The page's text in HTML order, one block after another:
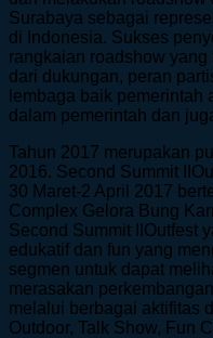
Surabaya sebagai
di Indonesia. Sukses
rangkaian roadshow
dari dukungan, peran
lembaga baik pemerintah
dalam pemerintah dan
Tahun 2017 merupakan
2016. Second Summit
30 Maret-2 April 2017
Complex Gelora Bung
Second Summit IIOutfest
edukatif dan fun yang
segmen untuk dapat
merasakan
melalui berbagai aktifitas
Outdoor, Talk Show, Fun